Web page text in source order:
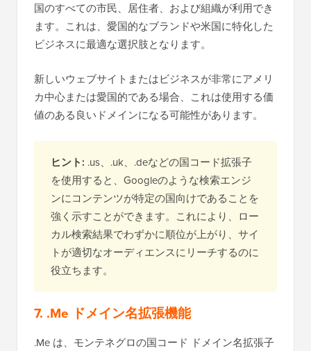
国のすべての市民、居住者、および組織が利用でき
ます。これは、愛国的なブランドや米国に特化した
ビジネスに最適な選択肢となります。
新しいウェブサイトまたはビジネスが非常にアメリ
カ中心または愛国的である場合、これは使用する価
値のある良いドメインになる可能性があります。
ヒント: .us、.uk、.deなどの国コード拡張子
を使用すると、Googleのような検索エンジ
ンにコンテンツが特定の国向けであることを
強く示すことができます。これにより、ロー
カル検索結果でわずかに順位が上がり、サイ
トが適切なオーディエンスにリーチするのに
役立ちます。
7. .Me ドメイン名拡張機能
.Me は、モンテネグロの国コード ドメイン名拡張子